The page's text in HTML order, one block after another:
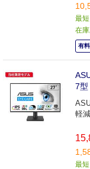
最
在庫
有
7型
軽
最